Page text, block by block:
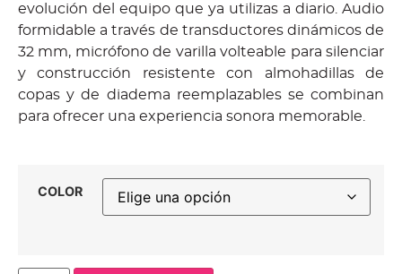
evolución del equipo que ya utilizas a diario. Audio
formidable a través de transductores dinámicos de
32 mm, micrófono de varilla volteable para silenciar
y construcción resistente con almohadillas de
copas y de diadema reemplazables se combinan
para ofrecer una experiencia sonora memorable.
COLOR